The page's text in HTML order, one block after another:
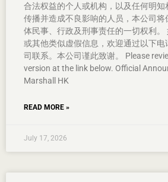
合法权益的个人或机构，以及任何明
传播并造成不良影响的人员，本公司将
体民事、行政及刑事责任的一切权利。
或其他类似虚假信息，欢迎通过以下电
司联系。本公司谨此致谢。 Please
version at the link below. Official
Marshall HK
READ MORE »
July 17, 2026